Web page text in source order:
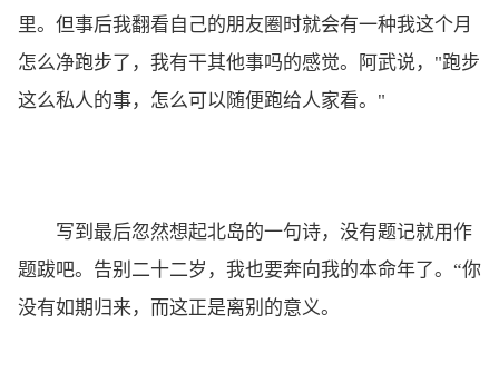
里。但事后我翻看自己的朋友圈时就会有一种我这个月
怎么净跑步了，我有干其他事吗的感觉。阿武说，"跑步
这么私人的事，怎么可以随便跑给人家看。"
写到最后忽然想起北岛的一句诗，没有题记就用作
题跋吧。告别二十二岁，我也要奔向我的本命年了。“你
没有如期归来，而这正是离别的意义。